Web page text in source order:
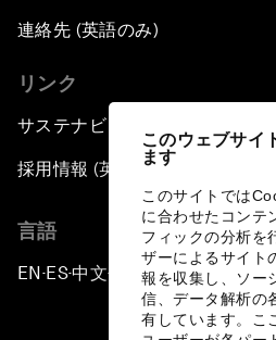
このウェブサイ
ます
このサイトでは
に合わせたコンテ
フィックの分析を
ザーによるサイト
報を収集し、ソー
信、データ解析の
有しています。こ
連絡先 (英語のみ)
リンク
サステナビリティへの取り組み
採用情報 (英語のみ)
言語
EN ▪ES▪中文▪ 日本語